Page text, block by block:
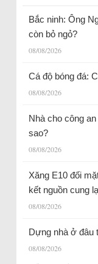
Bắc ninh: Ông
còn bỏ ngỏ?
08/08/2026
Cá độ bóng đá:
08/08/2026
Nhà cho công
sao?
08/08/2026
Xăng E10 đối
kết nguồn cung
08/08/2026
Dựng nhà ở đâu
08/08/2026